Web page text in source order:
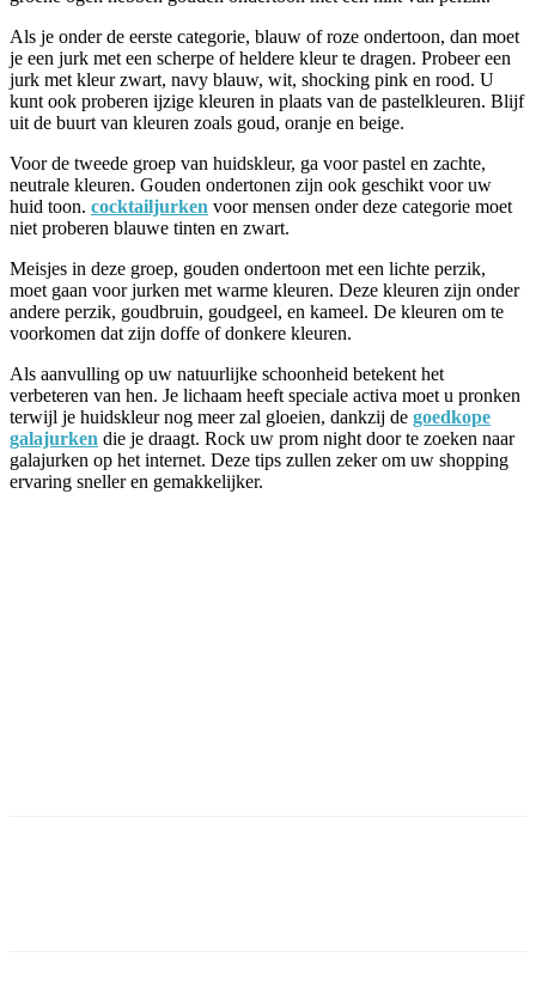
Als je onder de eerste categorie, blauw of roze ondertoon, dan moet
je een jurk met een scherpe of heldere kleur te dragen. Probeer een
jurk met kleur zwart, navy blauw, wit, shocking pink en rood. U
kunt ook proberen ijzige kleuren in plaats van de pastelkleuren. Blijf
uit de buurt van kleuren zoals goud, oranje en beige.
Voor de tweede groep van huidskleur, ga voor pastel en zachte,
neutrale kleuren. Gouden ondertonen zijn ook geschikt voor uw
huid toon. cocktailjurken voor mensen onder deze categorie moet
niet proberen blauwe tinten en zwart.
Meisjes in deze groep, gouden ondertoon met een lichte perzik,
moet gaan voor jurken met warme kleuren. Deze kleuren zijn onder
andere perzik, goudbruin, goudgeel, en kameel. De kleuren om te
voorkomen dat zijn doffe of donkere kleuren.
Als aanvulling op uw natuurlijke schoonheid betekent het
verbeteren van hen. Je lichaam heeft speciale activa moet u pronken
terwijl je huidskleur nog meer zal gloeien, dankzij de goedkope
galajurken die je draagt. Rock uw prom night door te zoeken naar
galajurken op het internet. Deze tips zullen zeker om uw shopping
ervaring sneller en gemakkelijker.